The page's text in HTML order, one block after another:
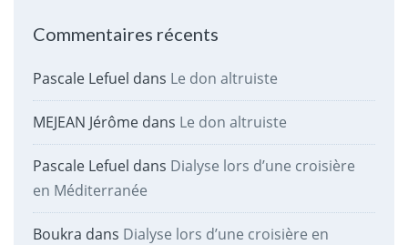
Commentaires récents
Pascale Lefuel dans Le don altruiste
MEJEAN Jérômedans Le don altruiste
Pascale Lefuel dans Dialyse lors d’une croisière
en Méditerranée
Boukra dans Dialyse lors d’une croisière en